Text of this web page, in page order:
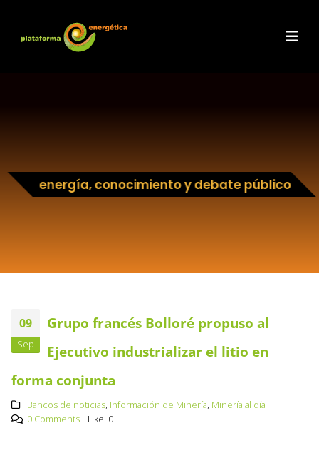
energía, conocimiento y debate público
09
Sep
Grupo francés Bolloré propuso al
Ejecutivo industrializar el litio en
forma conjunta
Bancos de noticias, Información de Minería, Minería al día
0 Comments
Like: 0